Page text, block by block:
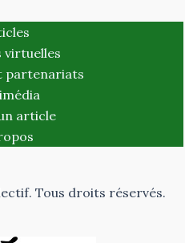
virtuelles
partenariats
article
Tous droits réservés.